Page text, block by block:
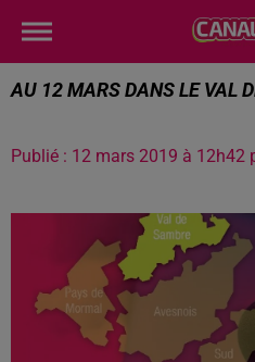
AU 12 MARS DANS LE VAL
Publié : 12 mars 2019 à 12h42